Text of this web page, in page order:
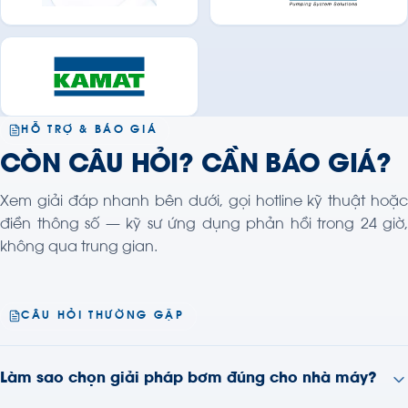
HỖ TRỢ & BÁO GIÁ
CÒN CÂU HỎI? CẦN BÁO GIÁ?
Xem giải đáp nhanh bên dưới, gọi hotline kỹ thuật hoặc
điền thông số — kỹ sư ứng dụng phản hồi trong 24 giờ,
không qua trung gian.
CÂU HỎI THƯỜNG GẶP
Làm sao chọn giải pháp bơm đúng cho nhà máy?